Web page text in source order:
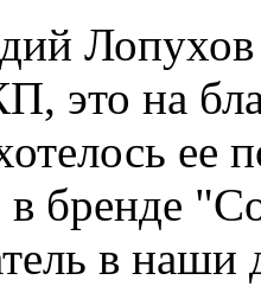
это на
ее
в бренде
в наши